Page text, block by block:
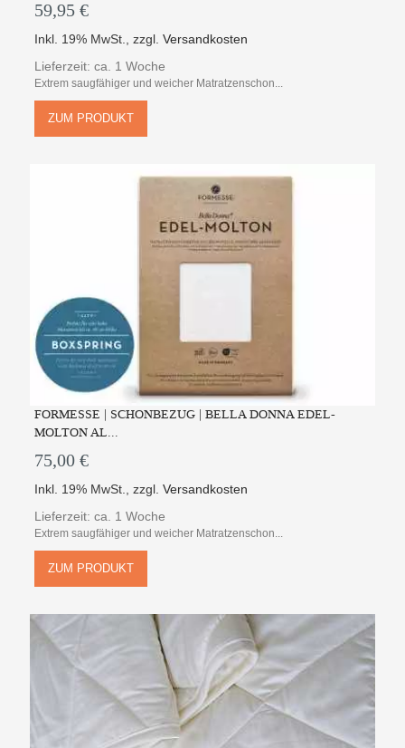
59,95 €
Inkl. 19% MwSt.,zzgl.Versandkosten
Lieferzeit: ca. 1 Woche
Extrem saugfähiger und weicher Matratzenschon...
ZUM PRODUKT
FORMESSE | SCHONBEZUG | BELLA DONNA EDEL-
MOLTON AL...
75,00 €
Inkl. 19% MwSt. ,zzgl.Versandkosten
Lieferzeit: ca. 1 Woche
Extrem saugfähiger und weicher Matratzenschon...
ZUM PRODUKT